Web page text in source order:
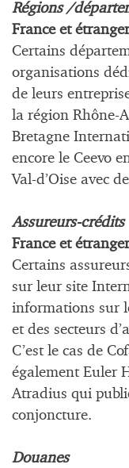
Régions /
France et étranger
Certains
organisations
de leurs
la région Rhône-
Bretagne
encore le Ceevo
Val-d’Oise avec
Assureurs-crédits
France et étranger
Certains
sur leur site
informations sur
et des secteurs
C’est le cas de
également Euler
Atradius qui
conjoncture.
Douanes